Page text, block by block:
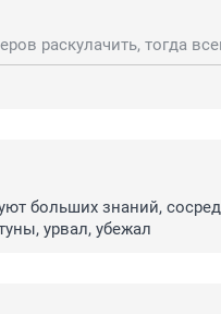
больших знаний,
урвал, убежал